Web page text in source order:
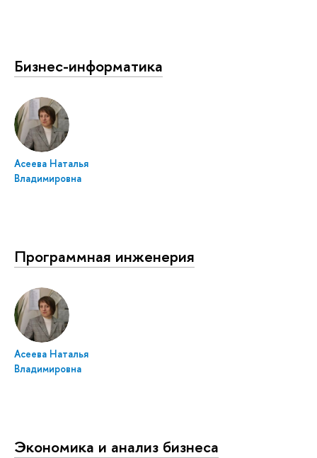
Бизнес-информатика
Асеева Наталья
Владимировна
Программная инженерия
Асеева Наталья
Владимировна
Экономика и анализ бизнеса